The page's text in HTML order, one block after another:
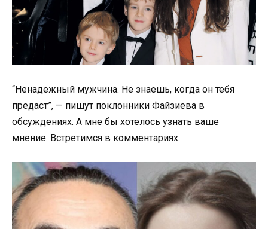
“Ненадежный мужчина. Не знаешь, когда он тебя
предаст”, — пишут поклонники Файзиева в
обсуждениях. А мне бы хотелось узнать ваше
мнение. Встретимся в комментариях.